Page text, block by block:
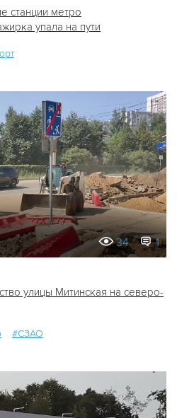
станции метро
упала на пути
34 1
улицы Митинская на северо-
#СЗАО